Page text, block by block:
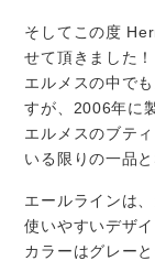
そしてこの度
せて頂きました！
エルメスの中で
すが、2006年に
エルメスのブテ
いる限りの一品と
エールラインは
使いやすいデザ
カラーはグレー